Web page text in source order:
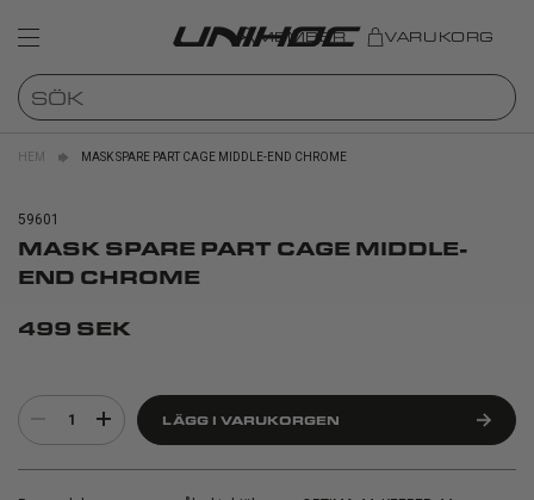
MEMBER VARUKORG
HEM MASK SPARE PART CAGE MIDDLE-END CHROME
59601
MASK SPARE PART CAGE MIDDLE-
END CHROME
499 SEK
1 LÄGG I VARUKORGEN